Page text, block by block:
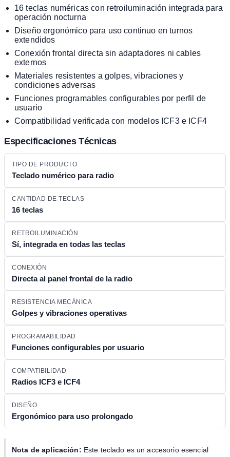
16 teclas numéricas con retroiluminación integrada para
operación nocturna
Diseño ergonómico para uso continuo en turnos
extendidos
Conexión frontal directa sin adaptadores ni cables
externos
Materiales resistentes a golpes, vibraciones y
condiciones adversas
Funciones programables configurables por perfil de
usuario
Compatibilidad verificada con modelos ICF3 e ICF4
Especificaciones Técnicas
TIPO DE PRODUCTO
Teclado numérico para radio
CANTIDAD DE TECLAS
16 teclas
RETROILUMINACIÓN
Sí, integrada en todas las teclas
CONEXIÓN
Directa al panel frontal de la radio
RESISTENCIA MECÁNICA
Golpes y vibraciones operativas
PROGRAMABILIDAD
Funciones configurables por usuario
COMPATIBILIDAD
Radios ICF3 e ICF4
DISEÑO
Ergonómico para uso prolongado
Nota de aplicación: Este teclado es un accesorio esencial